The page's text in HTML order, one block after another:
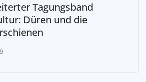
Tagungsband
Düren und die